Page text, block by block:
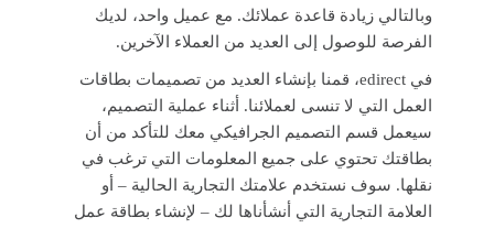
وبالتالي زيادة قاعدة عملائك. مع عميل واحد، لديك
الفرصة للوصول إلى العديد من العملاء الآخرين.
في edirect، قمنا بإنشاء العديد من تصميمات بطاقات
العمل التي لا تنسى لعملائنا. أثناء عملية التصميم،
سيعمل قسم التصميم الجرافيكي معك للتأكد من أن
بطاقتك تحتوي على جميع المعلومات التي ترغب في
نقلها. سوف نستخدم علامتك التجارية الحالية – أو
العلامة التجارية التي أنشأناها لك – لإنشاء بطاقة عمل